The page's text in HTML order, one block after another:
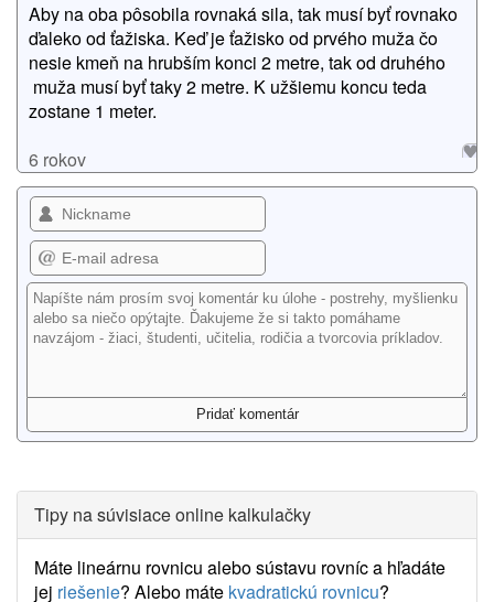
Aby na oba pôsobila rovnaká sila, tak musí byť rovnako
ďaleko od ťažiska. Keď je ťažisko od prvého muža čo
nesie kmeň na hrubším konci 2 metre, tak od druhého
muža musí byť taky 2 metre. K užšiemu koncu teda
zostane 1 meter.
6 rokov
Tipy na súvisiace online kalkulačky
Máte lineárnu rovnicu alebo sústavu rovníc a hľadáte
jej riešenie? Alebo máte kvadratickú rovnicu?